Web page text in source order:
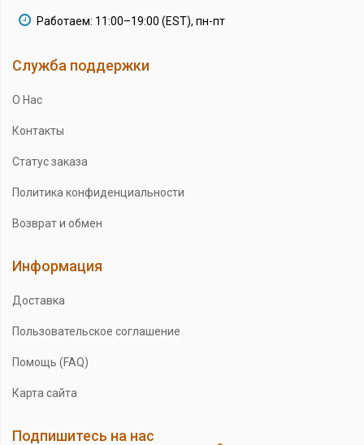
Работаем: 11:00–19:00 (EST), пн-пт
Служба поддержки
О Нас
Контакты
Статус заказа
Политика конфиденциальности
Возврат и обмен
Информация
Доставка
Пользовательское соглашение
Помощь (FAQ)
Карта сайта
Подпишитесь на нас